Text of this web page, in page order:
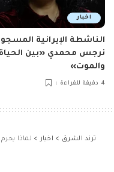
اخبار
الناشطة الإيرانية
نرجس محمدي «بين الحياة
والموت»
4 دقيقة للقراءة
ترند الشرق > اخبار > لماذا يحرم 3.5 مليون أمريكي من التصويت في الانتخابات الرئاسية؟